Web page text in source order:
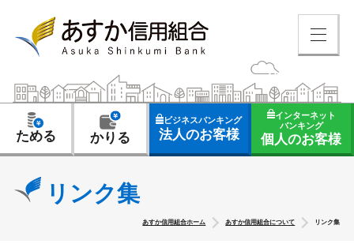
ためる かりる
ビジネスバンキング
法人のお客様
インターネット
バンキング
個人のお客様
リンク集
あすか信用組合ホーム あすか信用組合について リンク集